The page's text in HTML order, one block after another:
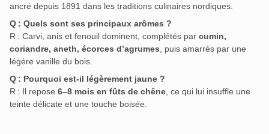
ancré depuis 1891 dans les traditions culinaires nordiques
Q : Quels sont ses principaux arômes ?
R : Carvi, anis et fenouil dominent, complétés par cumin,
coriandre, aneth, écorces d’agrumes , puis amarrés par une
légère vanille du bois
Q : Pourquoi est-il légèrement jaune ?
R : Il repose 6–8 mois en fûts de chêne , ce qui lui insuffle une
teinte délicate et une touche boisée